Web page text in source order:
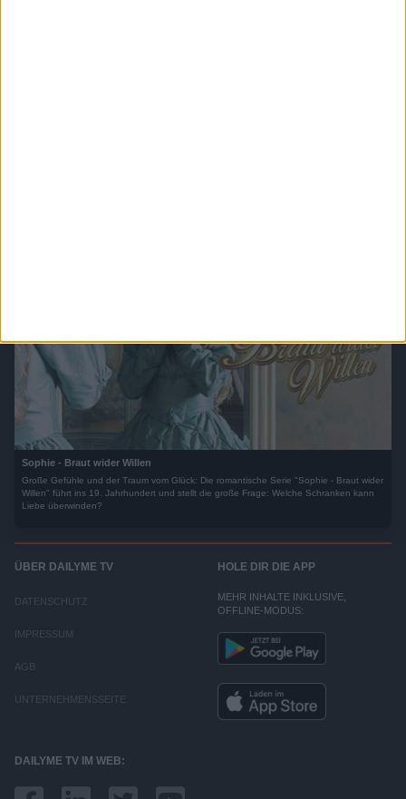
Sophie - Braut wider Willen
Große Gefühle und der Traum vom Glück: Die romantische Serie "Sophie - Braut wider
Willen" führt ins 19. Jahrhundert und stellt die große Frage: Welche Schranken kann
Liebe überwinden?
ÜBER DAILYME TV
DATENSCHUTZ
IMPRESSUM
AGB
UNTERNEHMENSSEITE
HOLE DIR DIE APP
MEHR INHALTE INKLUSIVE,
OFFLINE-MODUS:
DAILYME TV IM WEB: